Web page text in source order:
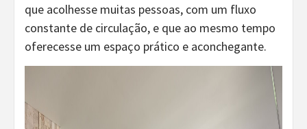
que acolhesse muitas pessoas, com um fluxo
constante de circulação, e que ao mesmo tempo
oferecesse um espaço prático e aconchegante.